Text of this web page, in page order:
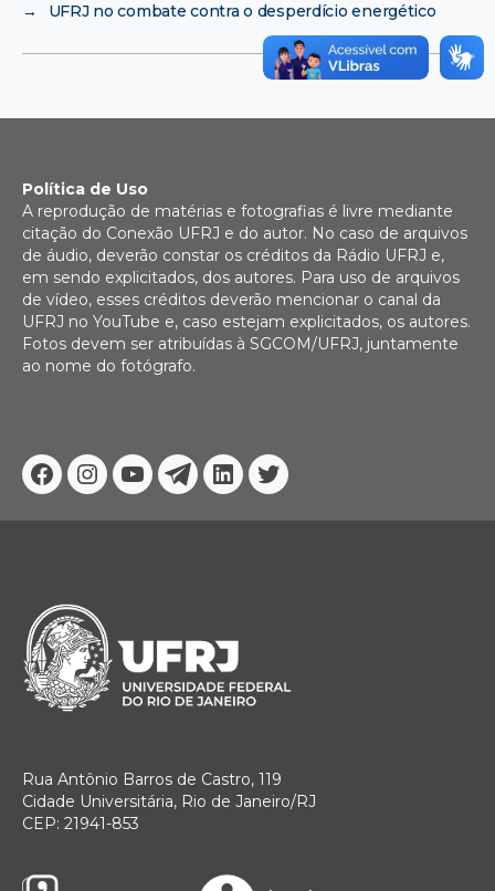
→
UFRJ no combate contra o desperdício energético
Facebook
Instagram
YoutubeTelegram
Linkedin
Twitter
Política de Uso
A reprodução de matérias e fotografias é livre mediante
citação do Conexão UFRJ e do autor. No caso de arquivos
de áudio, deverão constar os créditos da Rádio UFRJ e,
em sendo explicitados, dos autores. Para uso de arquivos
de vídeo, esses créditos deverão mencionar o canal da
UFRJ no YouTube e, caso estejam explicitados, os autores.
Fotos devem ser atribuídas à SGCOM/UFRJ, juntamente
ao nome do fotógrafo.
Rua Antônio Barros de Castro, 119
Cidade Universitária, Rio de Janeiro/RJ
CEP: 21941-853